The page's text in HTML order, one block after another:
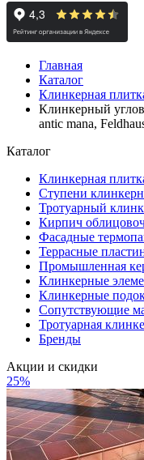
Главная
Каталог
Клинкерная
Клинкерный
antic mana,
Каталог
Клинкерная
Ступени
Тротуарный
Кирпич
Фасадные
Террасные
Промышленная
Клинкерные
Клинкерные
Сопутствующие
Тротуарная
Бренды
Акции и скидки
25%